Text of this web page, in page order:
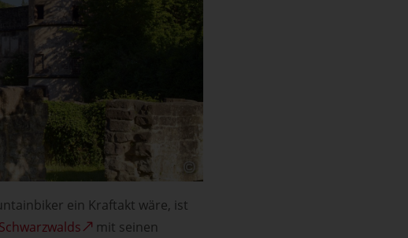
ein Kraftakt wäre, ist
Schwarzwalds
mit seinen